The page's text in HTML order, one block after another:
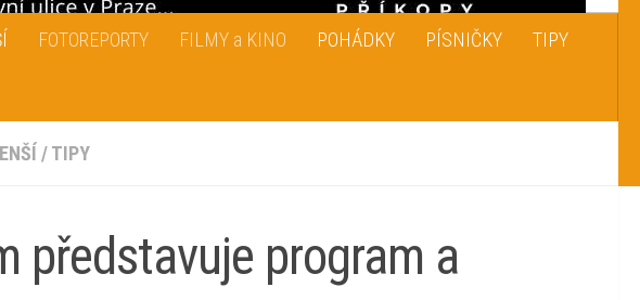
FOTOREPORTY FILMY a KINO POHÁDKY PÍSNIČKY TIPY
/TIPY
představuje program a